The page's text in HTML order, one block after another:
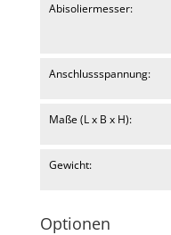
Abisoliermesser:
Anschlussspannung:
Maße (L x B x H):
Gewicht:
Optionen